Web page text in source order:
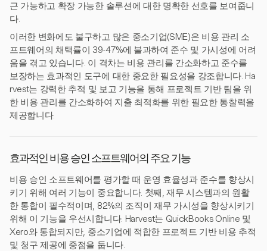
근 가능하고 확장 가능한 솔루션에 대한 명확한 선호를 보여줍니
다.
이러한 변화에도 불구하고 많은 중소기업(SME)은 비용 관리 소
프트웨어의 채택률이 39-47%에 불과하여 준수 및 가시성에 어려
움을 겪고 있습니다. 이 격차는 비용 관리를 간소화하고 준수를
보장하는 효과적인 도구에 대한 중요한 필요성을 강조합니다. Ha
rvest는 강력한 추적 및 보고 기능을 통해 프로젝트 기반 팀을 위
한 비용 관리를 간소화하여 지출 최적화를 위한 필요한 통찰력을
제공합니다.
효과적인 비용 승인 소프트웨어의 주요 기능
비용 승인 소프트웨어를 평가할 때 운영 효율성과 준수를 향상시
키기 위해 여러 기능이 중요합니다. 첫째, 재무 시스템과의 원활
한 통합이 필수적이며, 82%의 조직이 재무 가시성을 향상시키기
위해 이 기능을 우선시합니다. Harvest는 QuickBooks Online 및
Xero와 통합되지만, 중소기업에 적합한 프로젝트 기반 비용 추적
및 청구 제공에 중점을 둡니다.